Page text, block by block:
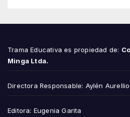
Trama Educativa es propiedad de:
Minga Ltda.
Directora Responsable: Aylén Aurellio
Editora: Eugenia Garita